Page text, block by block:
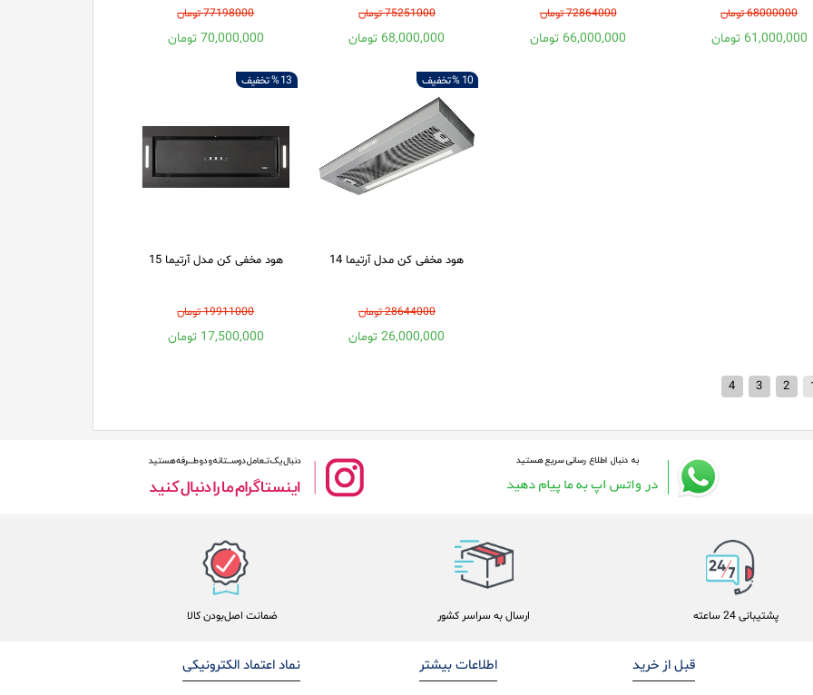
77198000 تومان
70,000,000 تومان
75251000 تومان
68,000,000 تومان
72864000 تومان
66,000,000 تومان
68000000 تومان
61,000,000 تومان
13 % تخفیف
هود مخفی کن مدل آرتیما 15
19911000 تومان
17,500,000 تومان
10 % تخفیف
هود مخفی کن مدل آرتیما 14
28644000 تومان
26,000,000 تومان
2
3
4
ضمانت اصل‌بودن کالا ارسال به سراسر کشور پشتیبانی 24 ساعته
نماد اعتماد الکترونیکی اطلاعات بیشتر قبل از خرید